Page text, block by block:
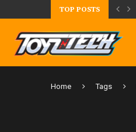
TOP POSTS
LA FIGURE DI IPPO MAKUNOUCHI!
Home Tags